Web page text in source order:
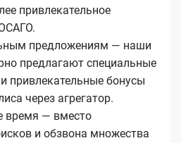
привлекательное
предложениям — наши
предлагают специальные
привлекательные бонусы
через агрегатор.
время — вместо
и обзвона множества